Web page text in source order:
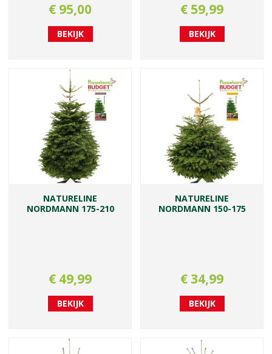
€ 95,00
BEKIJK
€ 59,99
BEKIJK
NATURELINE
NORDMANN 175-210
€ 49,99
BEKIJK
NATURELINE
NORDMANN 150-175
€ 34,99
BEKIJK